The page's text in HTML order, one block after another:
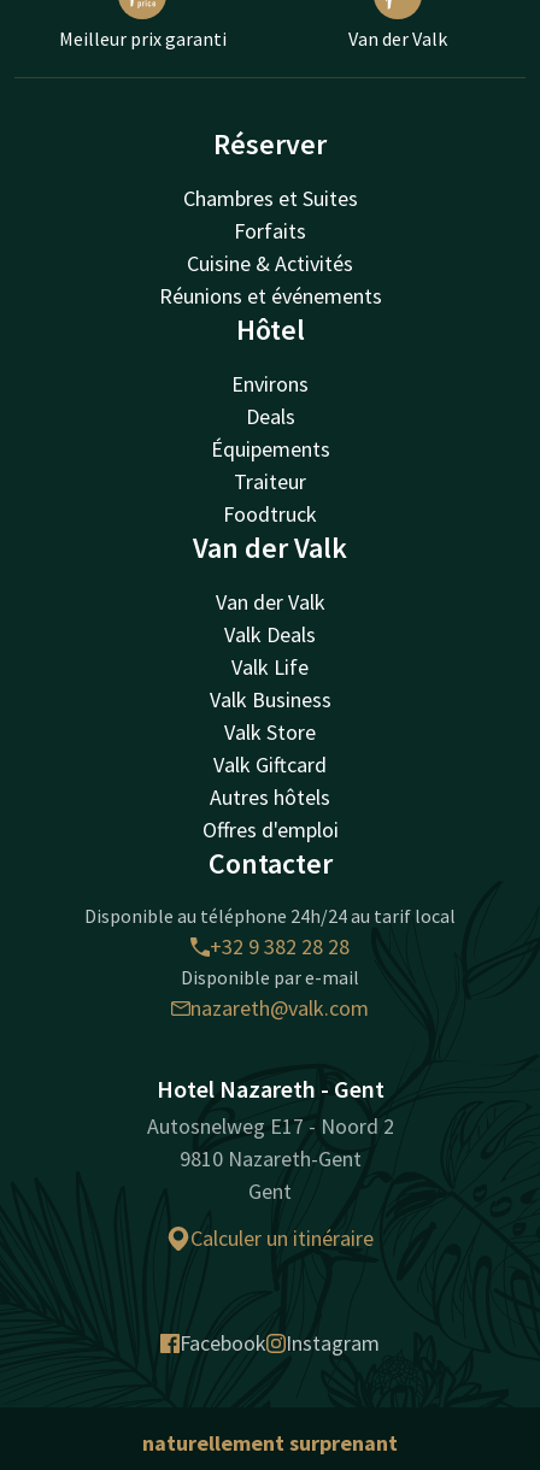
Meilleur prix garanti Van der Valk
Réserver
Chambres et Suites
Forfaits
Cuisine & Activités
Réunions et événements
Hôtel
Environs
Deals
Équipements
Traiteur
Foodtruck
Van der Valk
Van der Valk
Valk Deals
Valk Life
Valk Business
Valk Store
Valk Giftcard
Autres hôtels
Offres d'emploi
Contacter
Disponible au téléphone 24h/24 au tarif local
+32 9 382 28 28
Disponible par e-mail
nazareth@valk.com
Hotel Nazareth - Gent
Autosnelweg E17 - Noord 2
9810 Nazareth-Gent
Gent
Calculer un itinéraire
Facebook Instagram
naturellement surprenant